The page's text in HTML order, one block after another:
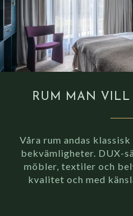
RUM MAN VILL
Våra rum andas
bekvämligheter. DUX-
möbler, textiler och
kvalitet och med